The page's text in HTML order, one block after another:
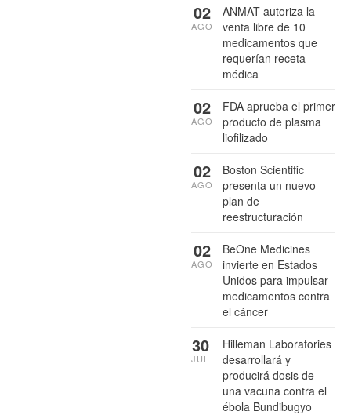
ANMAT autoriza la
venta libre de 10
medicamentos que
requerían receta
médica
02
AGO
FDA aprueba el primer
producto de plasma
liofilizado
02
AGO
Boston Scientific
presenta un nuevo
plan de
reestructuración
02
AGO
BeOne Medicines
invierte en Estados
Unidos para impulsar
medicamentos contra
el cáncer
02
AGO
Hilleman Laboratories
desarrollará y
producirá dosis de
una vacuna contra el
ébola Bundibugyo
30
JUL